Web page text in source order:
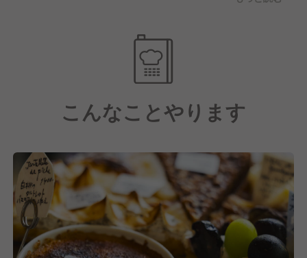
シェフが中心となっておこないますが、一般スタッフ
のアイデアが採用されることも多々ございます
こんなことやります